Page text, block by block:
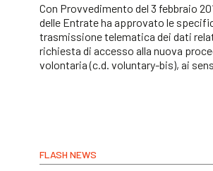
Con Provvedimento del 3 febbraio
delle Entrate ha approvato le
trasmissione telematica dei dati
richiesta di accesso alla nuova
volontaria (c.d. voluntary-bis), ai
FLASH NEWS